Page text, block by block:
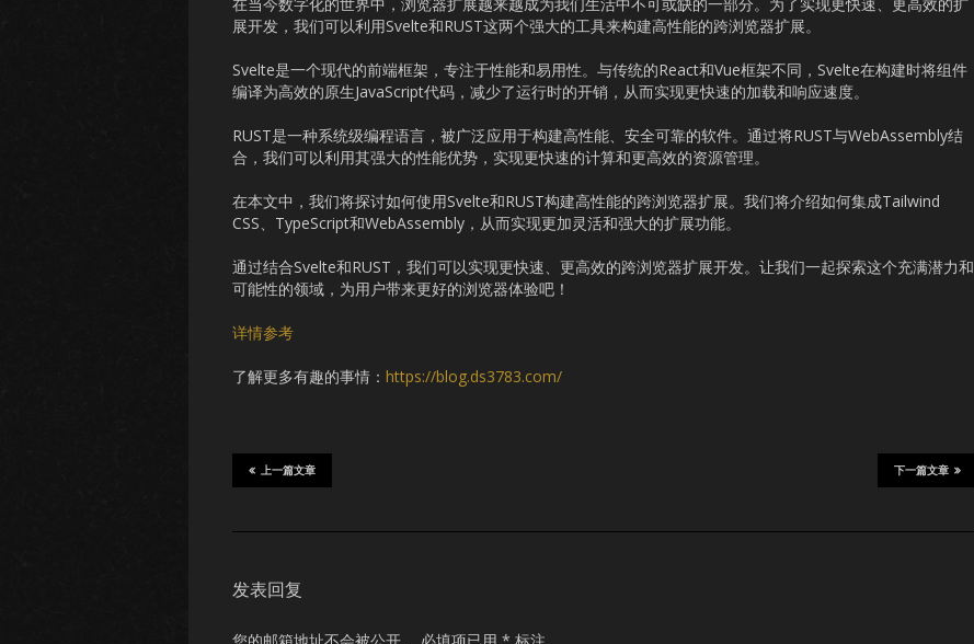
展开发，我们可以利用Svelte和RUST这两个强大的工具来构建高性能的跨浏览器扩展。
Svelte是一个现代的前端框架，专注于性能和易用性。与传统的React和Vue框架不同，Svelte在构建时将组件
编译为高效的原生JavaScript代码，减少了运行时的开销，从而实现更快速的加载和响应速度。
RUST是一种系统级编程语言，被广泛应用于构建高性能、安全可靠的软件。通过将RUST与WebAssembly结
合，我们可以利用其强大的性能优势，实现更快速的计算和更高效的资源管理。
在本文中，我们将探讨如何使用Svelte和RUST构建高性能的跨浏览器扩展。我们将介绍如何集成Tailwind
CSS、TypeScript和WebAssembly，从而实现更加灵活和强大的扩展功能。
通过结合Svelte和RUST，我们可以实现更快速、更高效的跨浏览器扩展开发。让我们一起探索这个充满潜力和
可能性的领域，为用户带来更好的浏览器体验吧！
详情参考
了解更多有趣的事情： https://blog.ds3783.com/
下一篇文章
上一篇文章
发表回复